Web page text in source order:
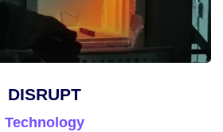
DISRUPT
Technology